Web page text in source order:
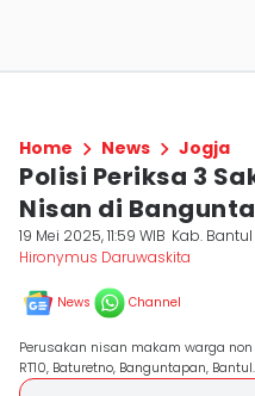
Home News Jogja
Polisi Periksa 3
Nisan di
19 Mei 2025, 11:59 WIB Kab. Bantul
Hironymus Daruwaskita
News Channel
Perusakan nisan makam warga
RT10, Baturetno, Banguntapan,